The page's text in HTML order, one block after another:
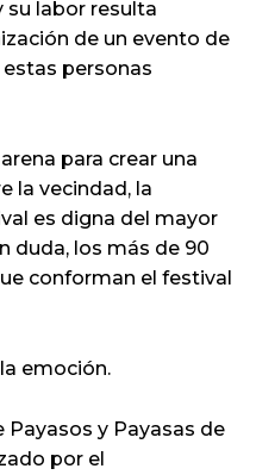
su labor resulta
de un evento de
personas
para crear una
la vecindad, la
es digna del mayor
duda, los más de 90
conforman el festival
emoción.
Payasos y Payasas de
por el